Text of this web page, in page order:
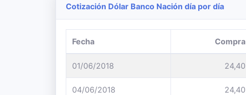
Cotización Dólar Banco Nación día por día
Fecha Compra
01/06/2018 24,40
04/06/2018 24,40